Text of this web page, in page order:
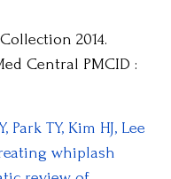
2014.
Central PMCID :
Park TY, Kim HJ, Lee
whiplash